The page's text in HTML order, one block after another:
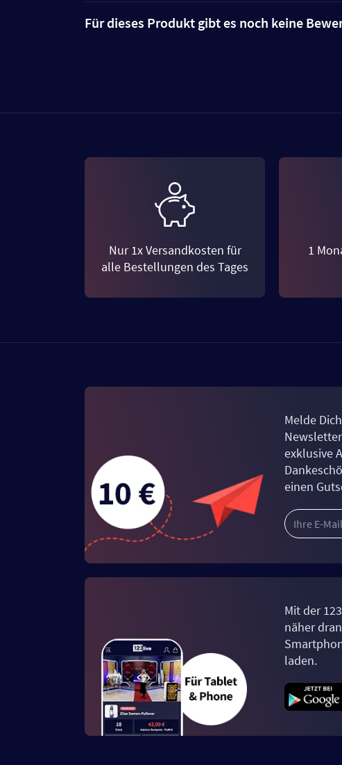
Für dieses Produkt gibt es noch keine
Nur 1x Versandkosten für
alle Bestellungen des Tages
1
Melde
exklusive
einen
Mit der
näher
laden.